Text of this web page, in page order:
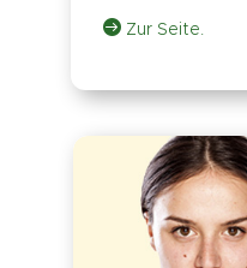
Zur Seite.